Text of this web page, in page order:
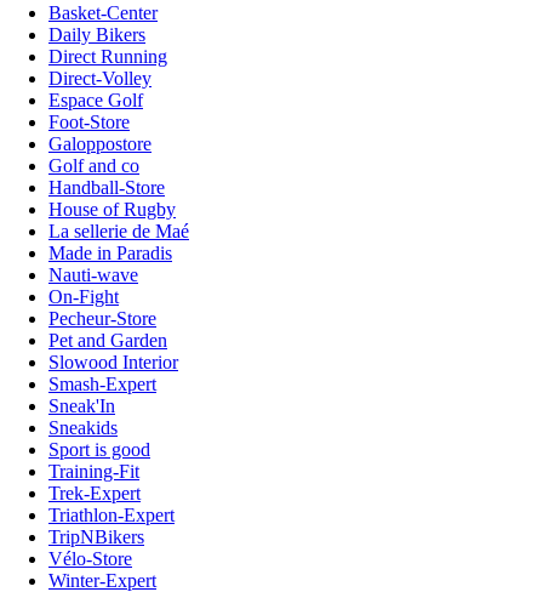
Basket-Center
Daily Bikers
Direct Running
Direct-Volley
Espace Golf
Foot-Store
Galoppostore
Golf and co
Handball-Store
House of Rugby
La sellerie de Maé
Made in Paradis
Nauti-wave
On-Fight
Pecheur-Store
Pet and Garden
Slowood Interior
Smash-Expert
Sneak'In
Sneakids
Sport is good
Training-Fit
Trek-Expert
Triathlon-Expert
TripNBikers
Vélo-Store
Winter-Expert